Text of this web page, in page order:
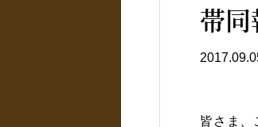
帯
皆さま、